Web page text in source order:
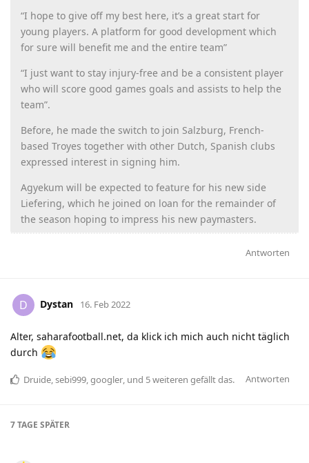
“I hope to give off my best here, it’s a great start for
young players. A platform for good development which
for sure will benefit me and the entire team”
“I just want to stay injury-free and be a consistent player
who will score good games goals and assists to help the
team”.
Before, he made the switch to join Salzburg, French-
based Troyes together with other Dutch, Spanish clubs
expressed interest in signing him.
Agyekum will be expected to feature for his new side
Liefering, which he joined on loan for the remainder of
the season hoping to impress his new paymasters.
Antworten
D Dystan 16. Feb 2022
Alter, saharafootball.net, da klick ich mich auch nicht täglich
durch
Antworten
Druide,sebi999,googler, und 5weiteren gefällt das.
7 TAGE SPÄTER